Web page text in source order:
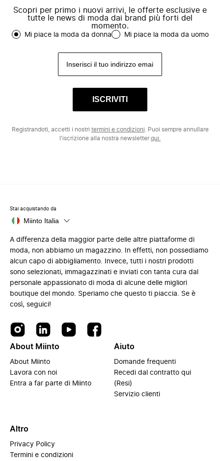
Scopri per primo i nuovi arrivi, le offerte esclusive e
tutte le news di moda dai brand più forti del
momento.
Mi piace la moda da donna Mi piace la moda da uomo
ISCRIVITI
Registrandoti, accetti i nostri termini e condizioni . Puoi sempre annullare
l'iscrizione alla nostra newsletterqui.
Stai acquistando da
Miinto Italia
A differenza della maggior parte delle altre piattaforme di
moda, non abbiamo un magazzino. In effetti, non possediamo
alcun capo di abbigliamento. Invece, tutti i nostri prodotti
sono selezionati, immagazzinati e inviati con tanta cura dal
personale appassionato di moda di alcune delle migliori
boutique del mondo. Speriamo che questo ti piaccia. Se è
così, seguici!
About Miinto
About Miinto
Lavora con noi
Entra a far parte di Miinto
Aiuto
Domande frequenti
Recedi dal contratto qui
(Resi)
Servizio clienti
Altro
Privacy Policy
Termini e condizioni